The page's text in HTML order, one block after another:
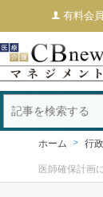
有料会
ホーム 行政
医師確保計画